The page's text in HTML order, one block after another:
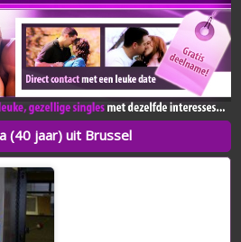
(40 jaar) uit Brussel